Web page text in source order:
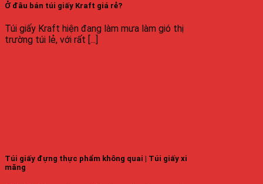
Ở đâu bán túi giấy Kraft giá rẻ?
Túi giấy Kraft hiện đang làm mưa làm gió thị
trường túi lẻ, với rất [...]
Túi giấy đựng thực phẩm không quai | Túi giấy xi
măng